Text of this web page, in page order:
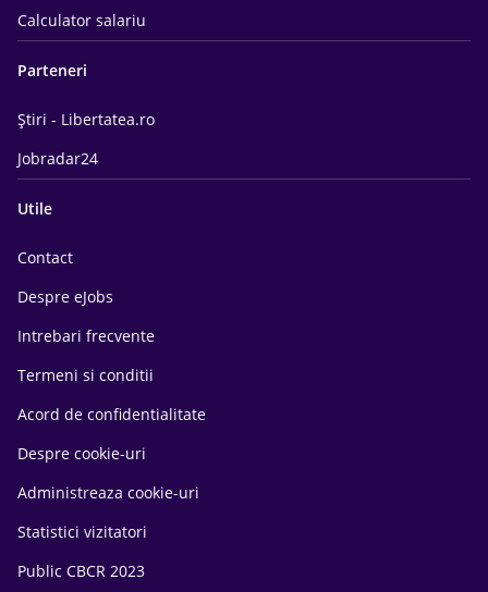
Calculator salariu
Parteneri
Știri - Libertatea.ro
Jobradar24
Utile
Contact
Despre eJobs
Intrebari frecvente
Termeni si conditii
Acord de confidentialitate
Despre cookie-uri
Administreaza cookie-uri
Statistici vizitatori
Public CBCR 2023